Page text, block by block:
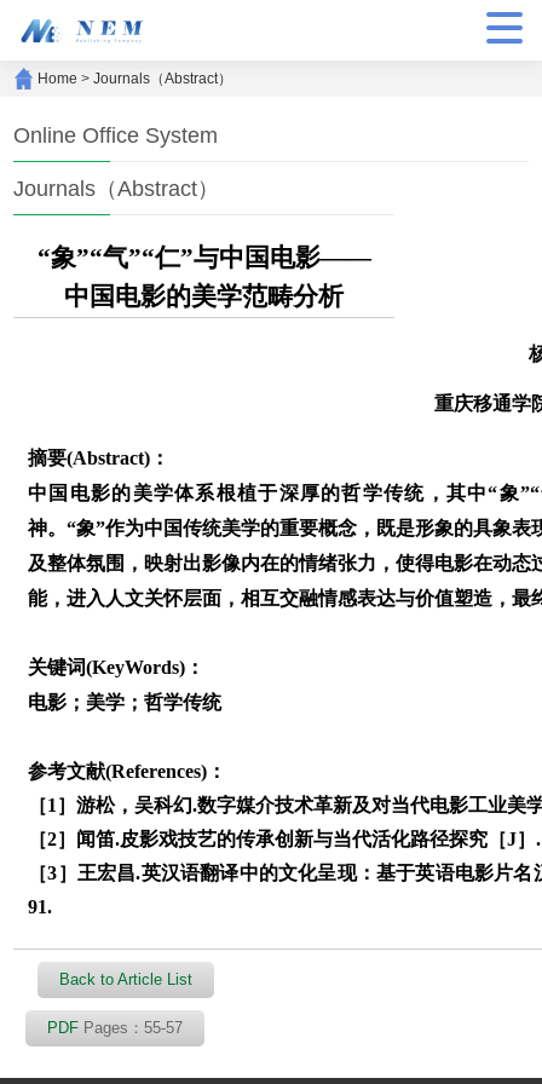
Home >Journals（Abstract）
Online Office System
Journals（Abstract）
“象”“气”“仁”与中国电影——
中国电影的美学范畴分析
重庆移通学
摘要(Abstract)：
中国电影的美学体系根植于深厚的哲学传统，其中“象
神。“象”作为中国传统美学的重要概念，既是形象的具象
及整体氛围，映射出影像内在的情绪张力，使得电影在动
能，进入人文关怀层面，相互交融情感表达与价值塑造，最
关键词(KeyWords)：
电影；美学；哲学传统
参考文献(References)：
［1］游松，吴科幻.数字媒介技术革新及对当代电影工业
［2］闻笛.皮影戏技艺的传承创新与当代活化路径探究［J
［3］王宏昌.英汉语翻译中的文化呈现：基于英语电影片
91.
Back to Article List
PDF Pages：55-57